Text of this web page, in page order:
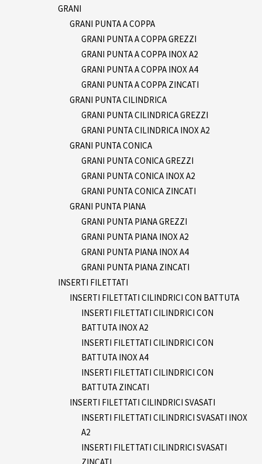
GRANI
GRANI PUNTA A COPPA
GRANI PUNTA A COPPA GREZZI
GRANI PUNTA A COPPA INOX A2
GRANI PUNTA A COPPA INOX A4
GRANI PUNTA A COPPA ZINCATI
GRANI PUNTA CILINDRICA
GRANI PUNTA CILINDRICA GREZZI
GRANI PUNTA CILINDRICA INOX A2
GRANI PUNTA CONICA
GRANI PUNTA CONICA GREZZI
GRANI PUNTA CONICA INOX A2
GRANI PUNTA CONICA ZINCATI
GRANI PUNTA PIANA
GRANI PUNTA PIANA GREZZI
GRANI PUNTA PIANA INOX A2
GRANI PUNTA PIANA INOX A4
GRANI PUNTA PIANA ZINCATI
INSERTI FILETTATI
INSERTI FILETTATI CILINDRICI CON BATTUTA
INSERTI FILETTATI CILINDRICI CON
BATTUTA INOX A2
INSERTI FILETTATI CILINDRICI CON
BATTUTA INOX A4
INSERTI FILETTATI CILINDRICI CON
BATTUTA ZINCATI
INSERTI FILETTATI CILINDRICI SVASATI
INSERTI FILETTATI CILINDRICI SVASATI INOX
A2
INSERTI FILETTATI CILINDRICI SVASATI